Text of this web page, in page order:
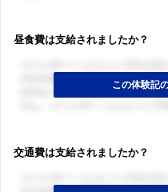
昼食費は支給されましたか？
交通費は支給されましたか？